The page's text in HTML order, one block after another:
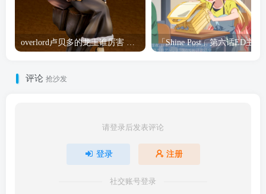
overlord卢贝多的龙王谁厉害 「Overlord」露普斯蕾琪娜·贝塔手办开订
评论 抢沙发
请登录后发表评论
登录 注册
社交账号登录